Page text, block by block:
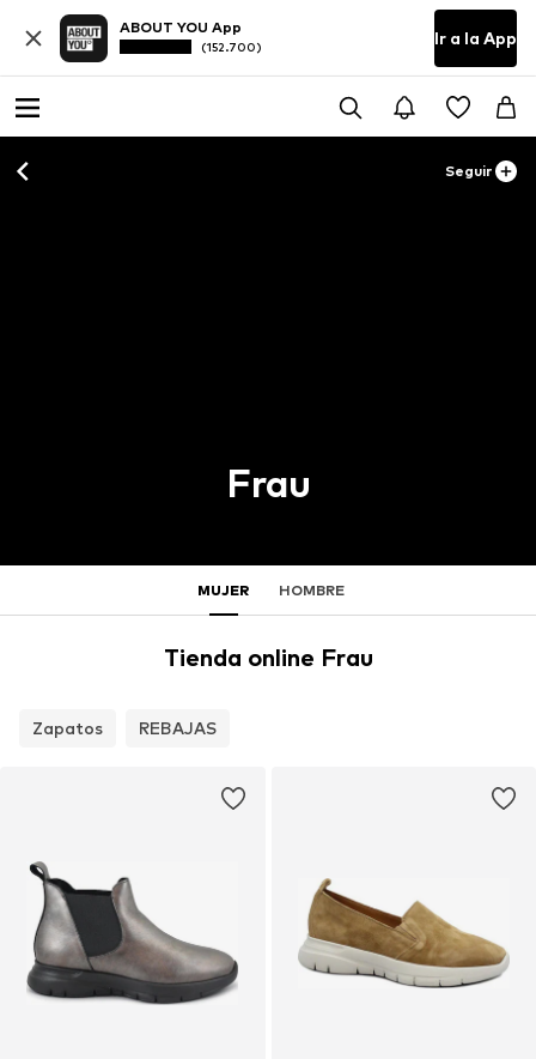
ABOUT YOU App
(152.700) Ir a la App
Seguir
Frau
MUJER HOMBRE
Tienda online Frau
Zapatos REBAJAS